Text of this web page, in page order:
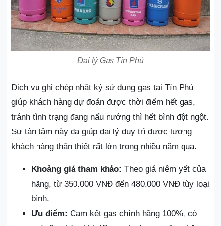
Đại lý Gas Tín Phú
Dịch vụ ghi chép nhật ký sử dụng gas tại Tín Phú
giúp khách hàng dự đoán được thời điểm hết gas,
tránh tình trạng đang nấu nướng thì hết bình đột ngột.
Sự tận tâm này đã giúp đại lý duy trì được lượng
khách hàng thân thiết rất lớn trong nhiều năm qua.
Khoảng giá tham khảo: Theo giá niêm yết của
hãng, từ 350.000 VNĐ đến 480.000 VNĐ tùy loại
bình.
Ưu điểm: Cam kết gas chính hãng 100%, có